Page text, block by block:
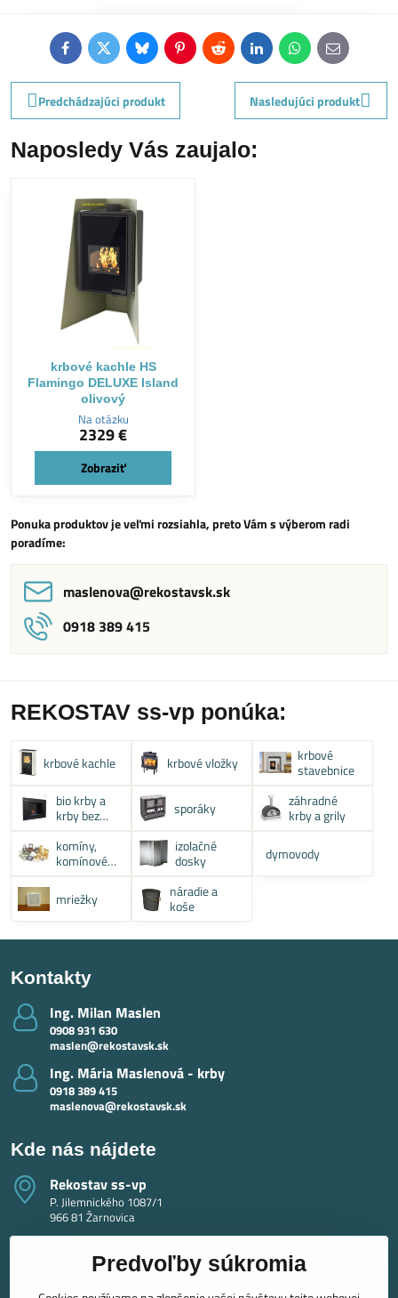
FacebookTwitterBlueskyPinterestReddit LinkedInWhatsApp
E-
mail
Predchádzajúci produkt
Nasledujúci produkt
Naposledy Vás zaujalo:
krbové kachle HS
Flamingo DELUXE Island
olivový
Na otázku
2329 €
Zobraziť
Ponuka produktov je veľmi rozsiahla, preto Vám s výberom radi
poradíme:
maslenova​@rekostavsk​.sk
0918 389 415
REKOSTAV ss-vp ponúka:
krbové kachle krbové vložky
krbové
stavebnice
bio krby a
krby bez
komína
sporáky
záhradné
krby a grily
komíny,
komínové
systémy
izolačné
dosky
dymovody
mriežky
náradie a
koše
Kontakty
Ing​. Milan Maslen
0908 931 630
maslen@rekostavsk.sk
Ing​. Mária Maslenová - krby
0918 389 415
maslenova@rekostavsk.sk
Kde nás nájdete
Rekostav ss-vp
P. Jilemnického 1087/1
966 81 Žarnovica
Predvoľby súkromia